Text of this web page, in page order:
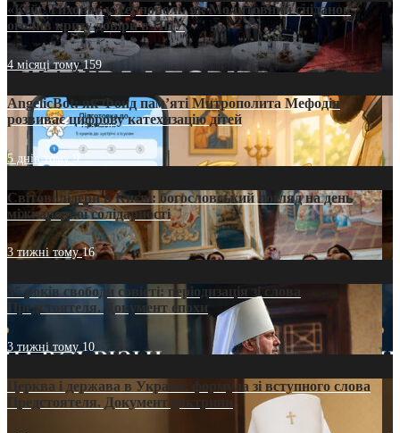
«Кейс Тихона» у Тернополі: як Молитовний сніданок
оголив кризу довіри в ПЦУ
4 місяці тому159
AngelicBot: як Фонд пам’яті Митрополита Мефодія
розвиває цифрову катехизацію дітей
5 днів тому9
Світові лідери в Києві: богословський погляд на день
міжнародної солідарності
3 тижні тому16
35 років свободи совісті: періодизація зі слова
Предстоятеля. Документ епохи
3 тижні тому 10
Церква і держава в Україні: формула зі вступного слова
Предстоятеля. Документ доктрини